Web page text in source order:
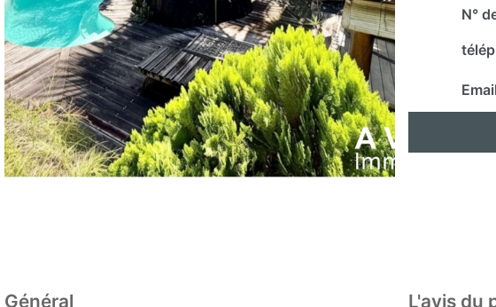
N°
Email
Général L'avis du